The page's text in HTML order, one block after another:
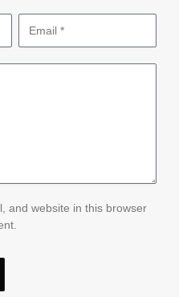
and website in this browser